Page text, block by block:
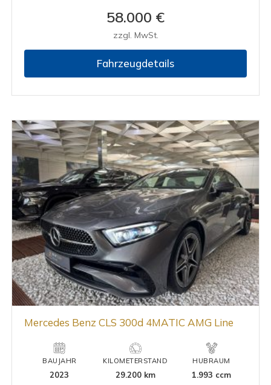
58.000 €
zzgl. MwSt.
Fahrzeugdetails
Mercedes Benz CLS 300d 4MATIC AMG Line
BAUJAHR
2023
KILOMETERSTAND
29.200 km
HUBRAUM
1.993 ccm